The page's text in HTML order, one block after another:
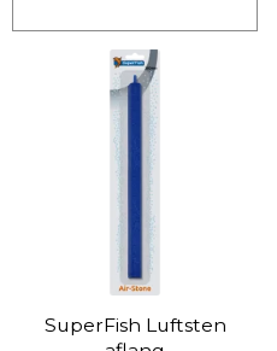
SuperFish Luftsten